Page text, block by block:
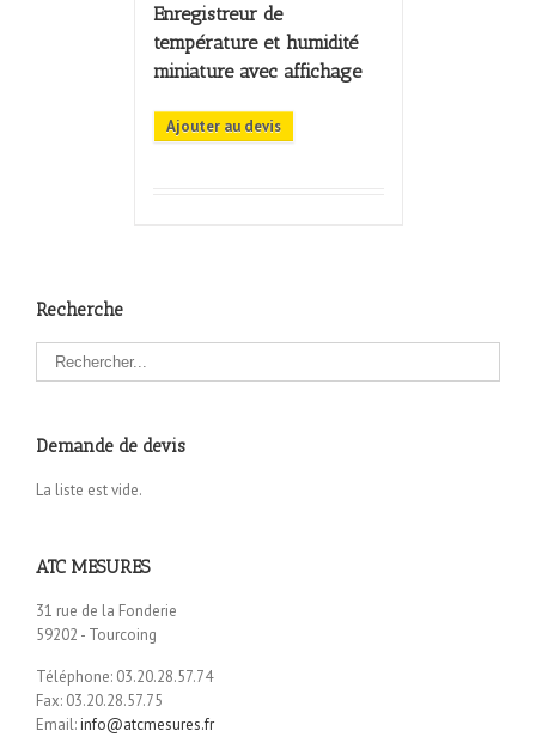
Enregistreur de
température et humidité
miniature avec affichage
Ajouter au devis
Recherche
Demande de devis
La liste est vide.
ATC MESURES
31 rue de la Fonderie
59202 - Tourcoing
Téléphone: 03.20.28.57.74
Fax: 03.20.28.57.75
Email:info@atcmesures.fr